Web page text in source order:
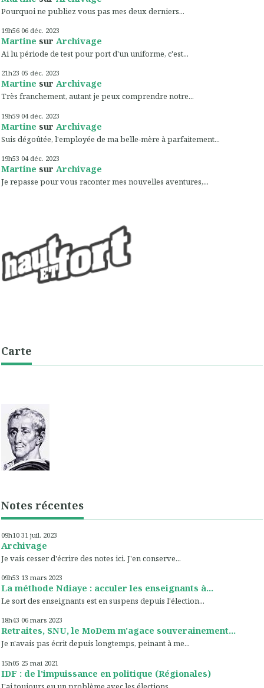
Pourquoi ne publiez vous pas mes deux derniers...
19h56 06 déc. 2023
Martine sur Archivage
Ai lu période de test pour port d'un uniforme, c'est...
21h23 05 déc. 2023
Martine sur Archivage
Très franchement, autant je peux comprendre notre...
19h59 04 déc. 2023
Martine sur Archivage
Suis dégoûtée, l'employée de ma belle-mère à parfaitement...
19h53 04 déc. 2023
Martine sur Archivage
Je repasse pour vous raconter mes nouvelles aventures,...
Carte
Notes récentes
09h10 31 juil. 2023
Archivage
Je vais cesser d'écrire des notes ici. J'en conserve...
09h53 13 mars 2023
La méthode Ndiaye : acculer les enseignants à...
Le sort des enseignants est en suspens depuis l'élection...
18h43 06 mars 2023
Retraites, SNU, le MoDem m'agace souverainement...
Je n'avais pas écrit depuis longtemps, peinant à me...
15h05 25 mai 2021
IDF : de l'impuissance en politique (Régionales)